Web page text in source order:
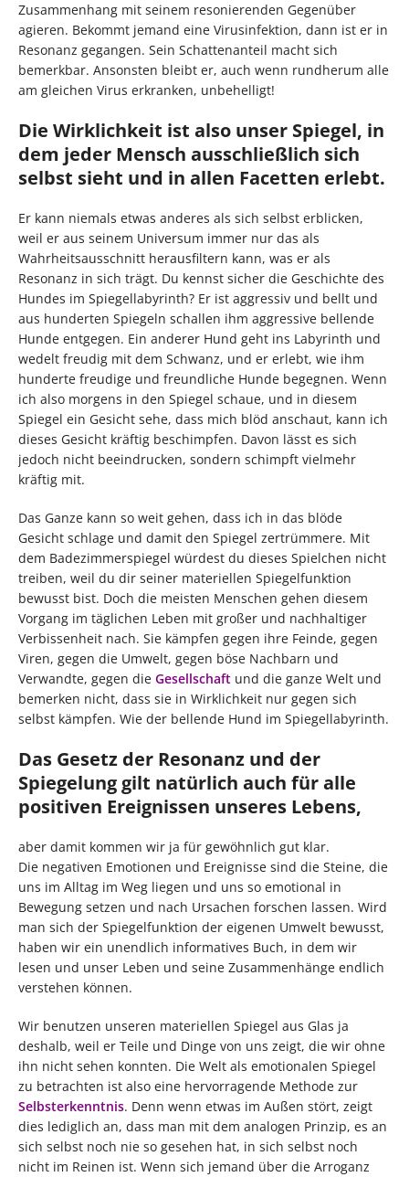
Zusammenhang mit seinem resonierenden Gegenüber
agieren. Bekommt jemand eine Virusinfektion, dann ist er in
Resonanz gegangen. Sein Schattenanteil macht sich
bemerkbar. Ansonsten bleibt er, auch wenn rundherum alle
am gleichen Virus erkranken, unbehelligt!
Die Wirklichkeit ist also unser Spiegel, in
dem jeder Mensch ausschließlich sich
selbst sieht und in allen Facetten erlebt.
Er kann niemals etwas anderes als sich selbst erblicken,
weil er aus seinem Universum immer nur das als
Wahrheitsausschnitt herausfiltern kann, was er als
Resonanz in sich trägt. Du kennst sicher die Geschichte des
Hundes im Spiegellabyrinth? Er ist aggressiv und bellt und
aus hunderten Spiegeln schallen ihm aggressive bellende
Hunde entgegen. Ein anderer Hund geht ins Labyrinth und
wedelt freudig mit dem Schwanz, und er erlebt, wie ihm
hunderte freudige und freundliche Hunde begegnen. Wenn
ich also morgens in den Spiegel schaue, und in diesem
Spiegel ein Gesicht sehe, dass mich blöd anschaut, kann ich
dieses Gesicht kräftig beschimpfen. Davon lässt es sich
jedoch nicht beeindrucken, sondern schimpft vielmehr
kräftig mit.
Das Ganze kann so weit gehen, dass ich in das blöde
Gesicht schlage und damit den Spiegel zertrümmere. Mit
dem Badezimmerspiegel würdest du dieses Spielchen nicht
treiben, weil du dir seiner materiellen Spiegelfunktion
bewusst bist. Doch die meisten Menschen gehen diesem
Vorgang im täglichen Leben mit großer und nachhaltiger
Verbissenheit nach. Sie kämpfen gegen ihre Feinde, gegen
Viren, gegen die Umwelt, gegen böse Nachbarn und
Verwandte, gegen die Gesellschaft und die ganze Welt und
bemerken nicht, dass sie in Wirklichkeit nur gegen sich
selbst kämpfen. Wie der bellende Hund im Spiegellabyrinth.
Das Gesetz der Resonanz und der
Spiegelung gilt natürlich auch für alle
positiven Ereignissen unseres Lebens,
aber damit kommen wir ja für gewöhnlich gut klar.
Die negativen Emotionen und Ereignisse sind die Steine, die
uns im Alltag im Weg liegen und uns so emotional in
Bewegung setzen und nach Ursachen forschen lassen. Wird
man sich der Spiegelfunktion der eigenen Umwelt bewusst,
haben wir ein unendlich informatives Buch, in dem wir
lesen und unser Leben und seine Zusammenhänge endlich
verstehen können.
Wir benutzen unseren materiellen Spiegel aus Glas ja
deshalb, weil er Teile und Dinge von uns zeigt, die wir ohne
ihn nicht sehen konnten. Die Welt als emotionalen Spiegel
zu betrachten ist also eine hervorragende Methode zur
Selbsterkenntnis. Denn wenn etwas im Außen stört, zeigt
dies lediglich an, dass man mit dem analogen Prinzip, es an
sich selbst noch nie so gesehen hat, in sich selbst noch
nicht im Reinen ist. Wenn sich jemand über die Arroganz